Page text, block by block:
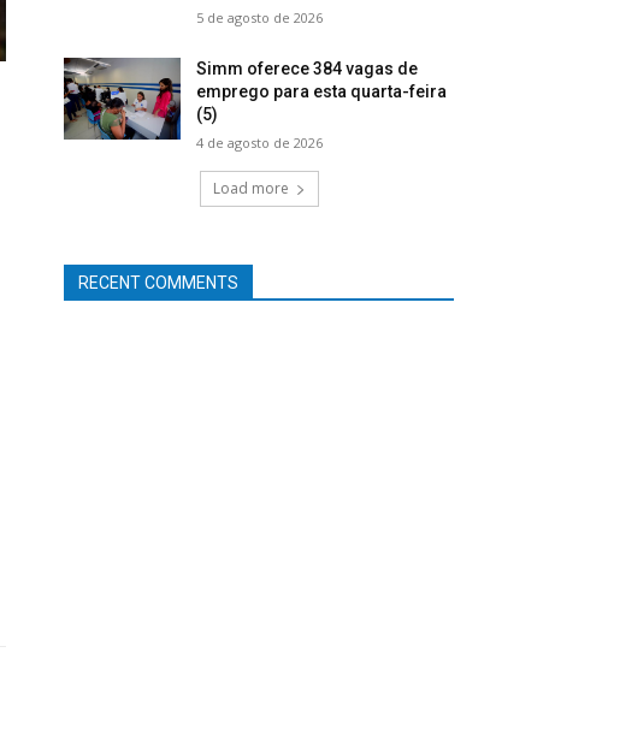
5 de agosto de 2026
Simm oferece 384 vagas de
emprego para esta quarta-feira
(5)
4 de agosto de 2026
Load more
RECENT COMMENTS